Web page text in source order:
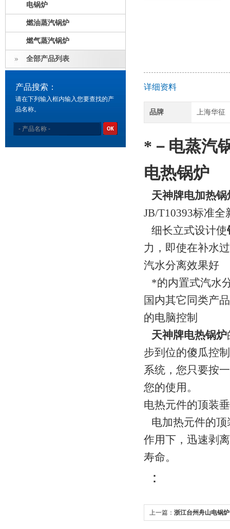
电锅炉
燃油蒸汽锅炉
燃气蒸汽锅炉
全部产品列表
产品搜索：
请在下列输入框内输入您要查找的产
品名称。
详细资料
品牌 上海华征
*－电蒸汽
电热锅炉
天神牌电加热锅
JB/T10393标准全
细长立式设计使
力，即使在补水
汽水分离效果好
*的内置式汽水
国内其它同类产
的电脑控制
天神牌电热锅炉
步到位的傻瓜控制
系统，您只要按
您的使用。
电热元件的顶装
电加热元件的顶
作用下，迅速剥
寿命。
：
上一篇： 浙江台州舟山电锅炉